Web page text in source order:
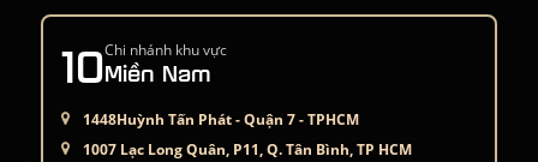
10Chi nhánh khu vực
Miền Nam
1448Huỳnh Tấn Phát - Quận 7 - TPHCM
1007 Lạc Long Quân, P11, Q. Tân Bình, TP HCM